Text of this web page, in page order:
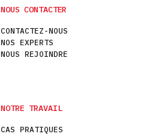
NOUS CONTACTER
CONTACTEZ-NOUS
NOS EXPERTS
NOUS REJOINDRE
NOTRE TRAVAIL
CAS PRATIQUES